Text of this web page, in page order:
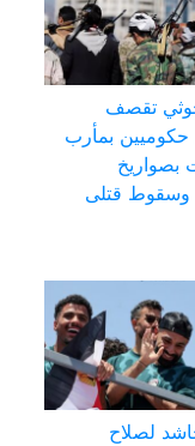
تقصف
بمأرب
قتلى
لصلاح